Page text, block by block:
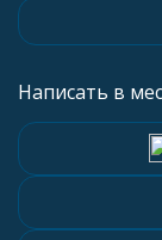
Написать в